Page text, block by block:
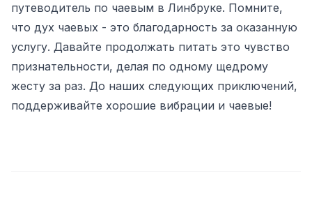
путеводитель по чаевым в Линбруке. Помните,
что дух чаевых - это благодарность за оказанную
услугу. Давайте продолжать питать это чувство
признательности, делая по одному щедрому
жесту за раз. До наших следующих приключений,
поддерживайте хорошие вибрации и чаевые!